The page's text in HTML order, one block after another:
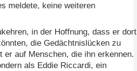
meldete, keine weiteren
in der Hoffnung, dass er dort
die Gedächtnislücken zu
auf Menschen, die ihn erkennen.
als Eddie Riccardi, ein